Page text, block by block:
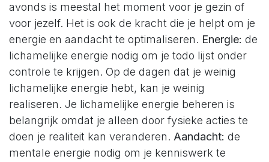
avonds is meestal het moment voor je gezin of
voor jezelf. Het is ook de kracht die je helpt om je
energie en aandacht te optimaliseren. Energie: de
lichamelijke energie nodig om je todo lijst onder
controle te krijgen. Op de dagen dat je weinig
lichamelijke energie hebt, kan je weinig
realiseren. Je lichamelijke energie beheren is
belangrijk omdat je alleen door fysieke acties te
doen je realiteit kan veranderen. Aandacht: de
mentale energie nodig om je kenniswerk te